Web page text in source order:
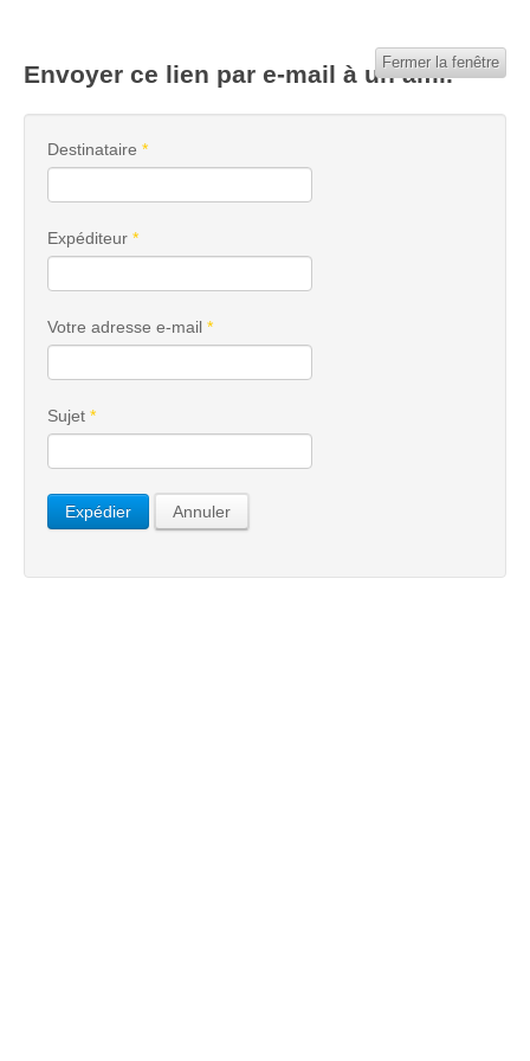
Envoyer ce lien par e-mail à un ami.
Fermer la fenêtre
Destinataire *
Expéditeur *
Votre adresse e-mail *
Sujet *
Expédier Annuler